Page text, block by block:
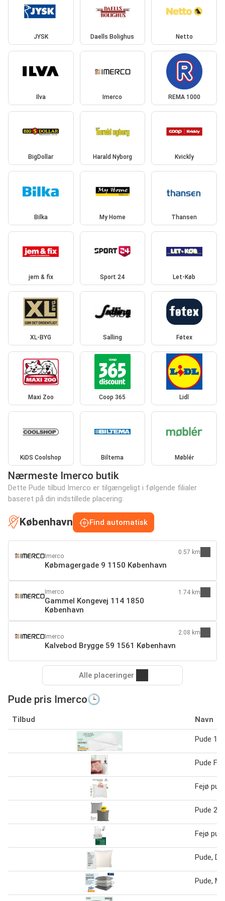
JYSK Daells Bolighus Netto
Ilva Imerco REMA 1000
BigDollar Harald Nyborg Kvickly
Bilka My Home Thansen
jem & fix Sport 24 Let-Køb
XL-BYG Salling Føtex
Maxi Zoo Coop 365 Lidl
KiDS Coolshop Biltema Møblér
Nærmeste Imerco butik
Dette Pude tilbud Imerco er tilgængeligt i følgende filialer
baseret på din indstillede placering:
København Find automatisk
Imerco
Købmagergade 9 1150 København
0.57 km
Imerco
Gammel Kongevej 114 1850
København
1.74 km
Imerco
Kalvebod Brygge 59 1561 København
2.08 km
Alle placeringer
Pude pris Imerco🕒
Tilbud Navn
Pude 1
Pude
Fejø
Pude 2
Fejø
Pude,
Pude,